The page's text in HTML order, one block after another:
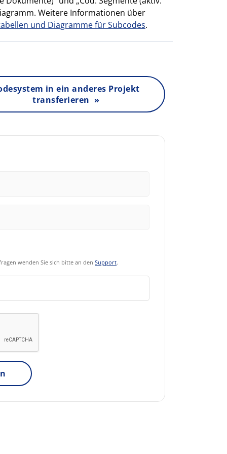
Weitere Informationen über
und Diagramme für Subcodes.
in ein anderes Projekt
transferieren »
wenden Sie sich bitte an den Support.